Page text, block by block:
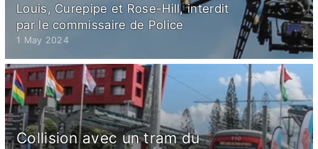
Louis, Curepipe et Rose-Hill, interdit
par le commissaire de Police
1 May 2024
Collision avec un tram du